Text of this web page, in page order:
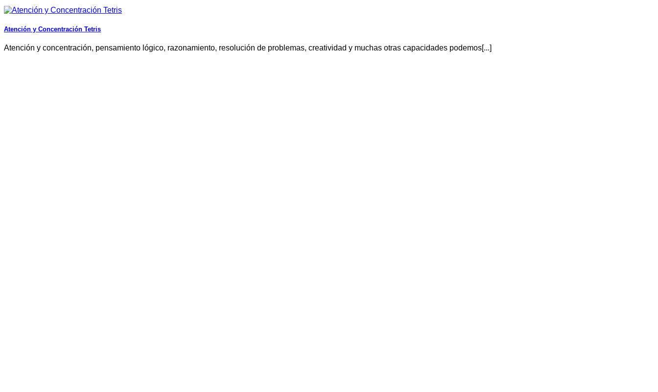
Atención y Concentración Tetris
Atención y concentración, pensamiento lógico, razonamiento, resolución de problemas, creatividad y muchas otras capacidades podemos[...]